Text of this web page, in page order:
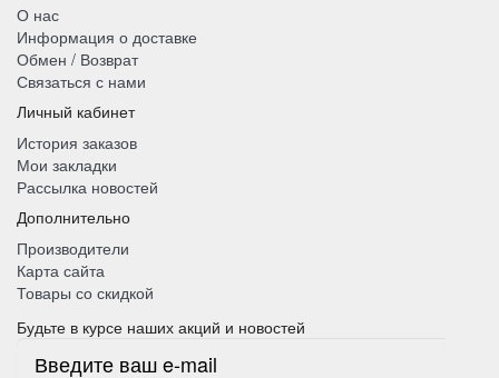
О нас
Информация о доставке
Обмен / Возврат
Связаться с нами
Личный кабинет
История заказов
Мои закладки
Рассылка новостей
Дополнительно
Производители
Карта сайта
Товары со скидкой
Будьте в курсе наших акций и новостей